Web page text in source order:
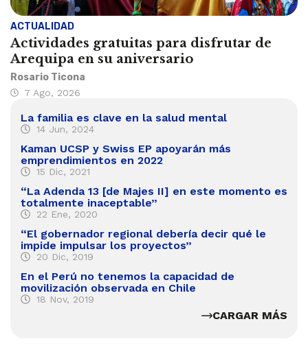
ACTUALIDAD
Actividades gratuitas para disfrutar de
Arequipa en su aniversario
Rosario Ticona
7 Ago, 2026
La familia es clave en la salud mental
14 Jun, 2024
Kaman UCSP y Swiss EP apoyarán más
emprendimientos en 2022
15 Dic, 2021
“La Adenda 13 [de Majes II] en este momento es
totalmente inaceptable”
22 Ene, 2020
“El gobernador regional debería decir qué le
impide impulsar los proyectos”
20 Dic, 2019
En el Perú no tenemos la capacidad de
movilización observada en Chile
18 Nov, 2019
CARGAR MÁS